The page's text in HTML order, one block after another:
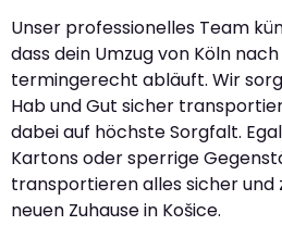
Unser professionelles Team
dass dein Umzug von Köln
termingerecht abläuft. Wir
Hab und Gut sicher
dabei auf höchste Sorgfalt.
Kartons oder sperrige
transportieren alles sicher und
neuen Zuhause in Košice.